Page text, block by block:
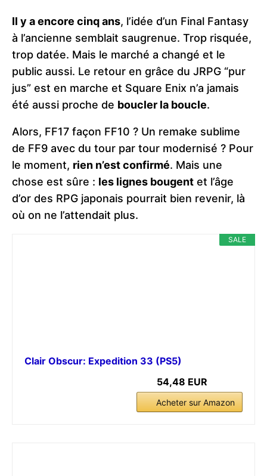
Il y a encore cinq ans, l’idée d’un Final Fantasy
à l’ancienne semblait saugrenue. Trop risquée,
trop datée. Mais le marché a changé et le
public aussi. Le retour en grâce du JRPG “pur
jus” est en marche et Square Enix n’a jamais
été aussi proche de boucler la boucle.
Alors, FF17 façon FF10 ? Un remake sublime
de FF9 avec du tour par tour modernisé ? Pour
le moment, rien n’est confirmé. Mais une
chose est sûre : les lignes bougent et l’âge
d’or des RPG japonais pourrait bien revenir, là
où on ne l’attendait plus.
SALE
Clair Obscur: Expedition 33 (PS5)
54,48 EUR
Acheter sur Amazon